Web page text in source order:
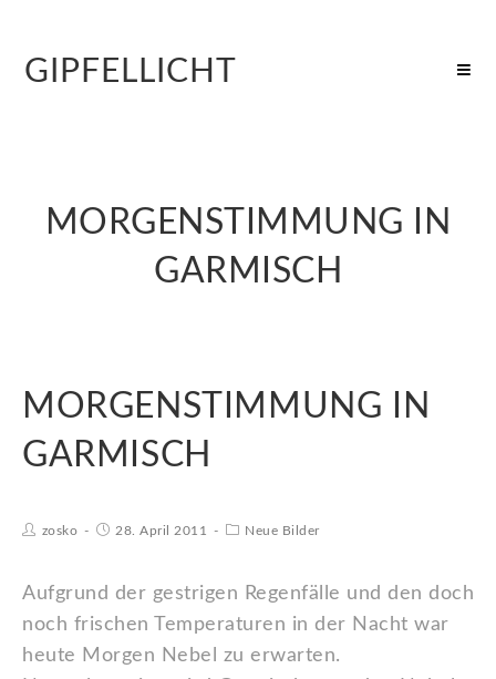
GIPFELLICHT
MORGENSTIMMUNG IN
GARMISCH
MORGENSTIMMUNG IN
GARMISCH
zosko 28. April 2011 Neue Bilder
Aufgrund der gestrigen Regenfälle und den doch
noch frischen Temperaturen in der Nacht war
heute Morgen Nebel zu erwarten.